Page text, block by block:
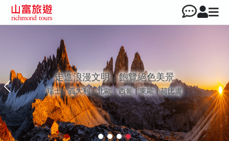
走進浪漫文明，飽覽絕色美景
瑞士｜義大利｜北歐｜西葡 | 東歐 | 荷比盧